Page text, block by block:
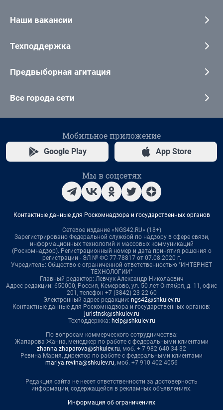
Наши вакансии
Техподдержка
Предвыборная агитация
Все города сети
Мобильное приложение
Google Play App Store
Мы в соцсетях
Контактные данные для Роскомнадзора и государственных органов
Сетевое издание «NGS42.RU» (18+)
Зарегистрировано Федеральной службой по надзору в сфере связи,
информационных технологий и массовых коммуникаций
(Роскомнадзор). Регистрационный номер и дата принятия решения о
регистрации - ЭЛ № ФС 77-78817 от 07.08.2020 г.
Учредитель: Общество с ограниченной ответственностью "ИНТЕРНЕТ
ТЕХНОЛОГИИ"
Главный редактор: Левчук Александр Николаевич
Адрес редакции: 650000, Россия, Кемерово, ул. 50 лет Октября, д. 11, офис
201, телефон +7 (3842) 23-22-60
Электронный адрес редакции: ngs42@shkulev.ru
Контактные данные для Роскомнадзора и государственных органов:
juristnsk@shkulev.ru
Техподдержка: help@shkulev.ru
По вопросам коммерческого сотрудничества:
Жапарова Жанна, менеджер по работе с федеральными клиентами
zhanna.zhaparova@shkulev.ru, моб. + 7 982 640 34 32
Ревина Мария, директор по работе с федеральными клиентами
mariya.revina@shkulev.ru, моб. +7 910 402 4056
Редакция сайта не несет ответственности за достоверность
информации, содержащейся в рекламных объявлениях.
Информация об ограничениях